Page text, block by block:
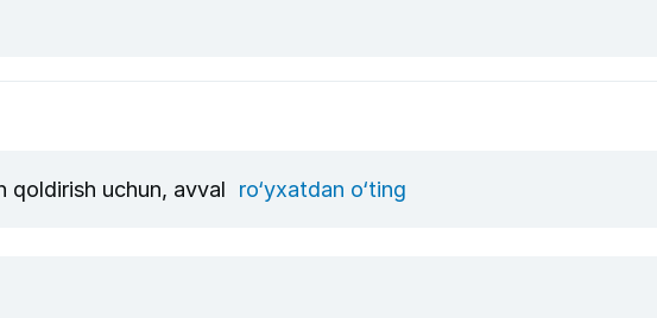
qoldirish uchun, avval ro‘yxatdan o‘ting